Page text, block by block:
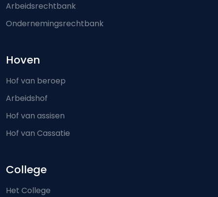
Arbeidsrechtbank
Ondernemingsrechtbank
Hoven
Hof van beroep
Arbeidshof
Hof van assisen
Hof van Cassatie
College
Het College